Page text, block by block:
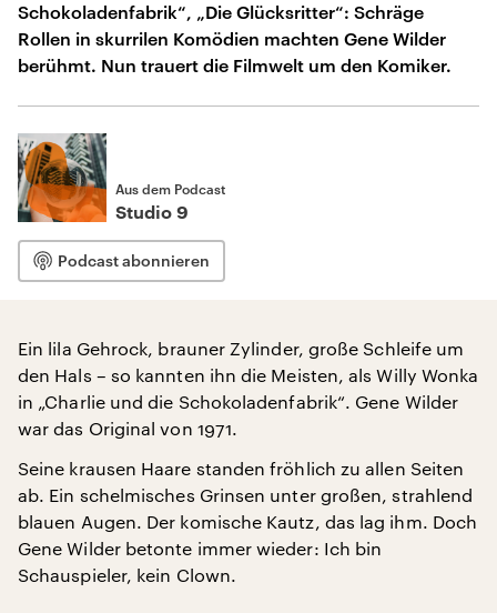
Schokoladenfabrik“, „Die Glücksritter“: Schräge
Rollen in skurrilen Komödien machten Gene Wilder
berühmt. Nun trauert die Filmwelt um den Komiker.
Aus dem Podcast
Studio 9
Podcast abonnieren
Ein lila Gehrock, brauner Zylinder, große Schleife um
den Hals – so kannten ihn die Meisten, als Willy Wonka
in „Charlie und die Schokoladenfabrik“. Gene Wilder
war das Original von 1971.
Seine krausen Haare standen fröhlich zu allen Seiten
ab. Ein schelmisches Grinsen unter großen, strahlend
blauen Augen. Der komische Kautz, das lag ihm. Doch
Gene Wilder betonte immer wieder: Ich bin
Schauspieler, kein Clown.